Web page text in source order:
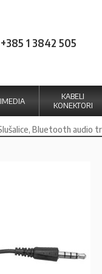
1 3842 505
KABELI
KONEKTORI
Bluetooth audio